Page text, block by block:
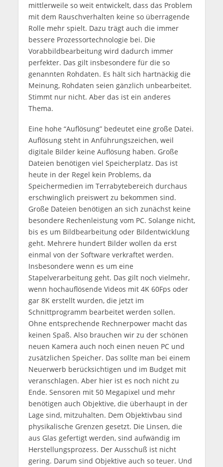
mittlerweile so weit entwickelt, dass das Problem
mit dem Rauschverhalten keine so überragende
Rolle mehr spielt. Dazu trägt auch die immer
bessere Prozessortechnologie bei. Die
Vorabbildbearbeitung wird dadurch immer
perfekter. Das gilt insbesondere für die so
genannten Rohdaten. Es hält sich hartnäckig die
Meinung, Rohdaten seien gänzlich unbearbeitet.
Stimmt nur nicht. Aber das ist ein anderes
Thema.
Eine hohe “Auflösung” bedeutet eine große Datei.
Auflösung steht in Anführungszeichen, weil
digitale Bilder keine Auflösung haben. Große
Dateien benötigen viel Speicherplatz. Das ist
heute in der Regel kein Problems, da
Speichermedien im Terrabytebereich durchaus
erschwinglich preiswert zu bekommen sind.
Große Dateien benötigen an sich zunächst keine
besondere Rechenleistung vom PC. Solange nicht,
bis es um Bildbearbeitung oder Bildentwicklung
geht. Mehrere hundert Bilder wollen da erst
einmal von der Software verkraftet werden.
Insbesondere wenn es um eine
Stapelverarbeitung geht. Das gilt noch vielmehr,
wenn hochauflösende Videos mit 4K 60Fps oder
gar 8K erstellt wurden, die jetzt im
Schnittprogramm bearbeitet werden sollen.
Ohne entsprechende Rechnerpower macht das
keinen Spaß. Also brauchen wir zu der schönen
neuen Kamera auch noch einen neuen PC und
zusätzlichen Speicher. Das sollte man bei einem
Neuerwerb berücksichtigen und im Budget mit
veranschlagen. Aber hier ist es noch nicht zu
Ende. Sensoren mit 50 Megapixel und mehr
benötigen auch Objektive, die überhaupt in der
Lage sind, mitzuhalten. Dem Objektivbau sind
physikalische Grenzen gesetzt. Die Linsen, die
aus Glas gefertigt werden, sind aufwändig im
Herstellungsprozess. Der Ausschuß ist nicht
gering. Darum sind Objektive auch so teuer. Und